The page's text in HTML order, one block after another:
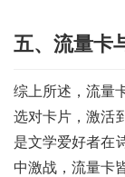
量
推
荐
号
五、流量卡
综上所述，流量
选对卡片，激活
是文学爱好者在
中激战，流量卡